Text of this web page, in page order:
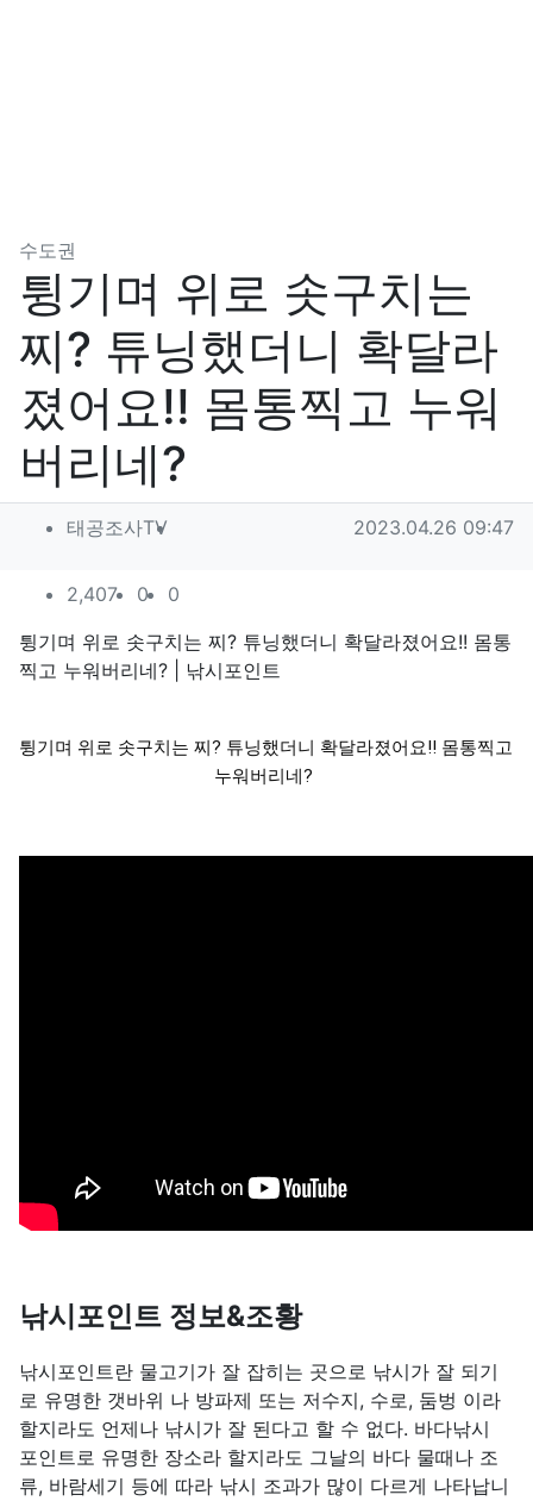
수도권
튕기며 위로 솟구치는
찌? 튜닝했더니 확달라
졌어요!! 몸통찍고 누워
버리네?
작성자 정보
태공조사TV작성 작성일
2023.04.26 09:47
컨텐츠 정보
2,407조회
0추천
0
본문
튕기며 위로 솟구치는 찌? 튜닝했더니 확달라졌어요!! 몸통
찍고 누워버리네? | 낚시포인트
튕기며 위로 솟구치는 찌? 튜닝했더니 확달라졌어요!! 몸통찍고
누워버리네?
낚시포인트 정보&조황
낚시포인트란 물고기가 잘 잡히는 곳으로 낚시가 잘 되기
로 유명한 갯바위 나 방파제 또는 저수지, 수로, 둠벙 이라
할지라도 언제나 낚시가 잘 된다고 할 수 없다. 바다낚시
포인트로 유명한 장소라 할지라도 그날의 바다 물때나 조
류, 바람세기 등에 따라 낚시 조과가 많이 다르게 나타납니